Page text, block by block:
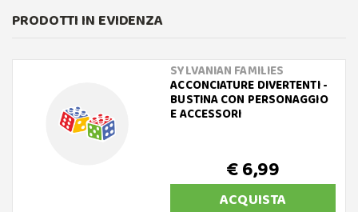
PRODOTTI IN EVIDENZA
SYLVANIAN FAMILIES
ACCONCIATURE DIVERTENTI -
BUSTINA CON PERSONAGGIO
E ACCESSORI
€ 6,99
ACQUISTA